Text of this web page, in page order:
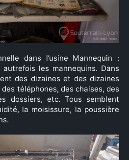
dans l’usine Mannequin :
les mannequins. Dans
des dizaines et des dizaines
téléphones, des chaises, des
dossiers, etc. Tous semblent
la moisissure, la poussière